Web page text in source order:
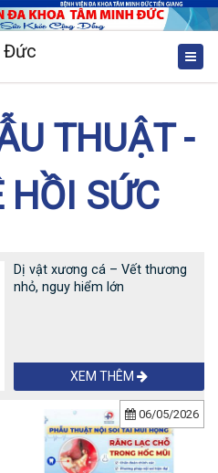
THUẬT -
HỒI SỨC
Dị vật xương cá – Vết thương
nhỏ, nguy hiểm lớn
XEM THÊM
06/05/2026